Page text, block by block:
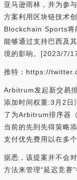
亚马逊雨林，并为参
方案利用区块链技术
Blockchain Sports将
能够通过支持巴西及
境的影响。[2023/7/
推特：https://
Arbitrum发起新交易
添加时间权重:3月2日
了为Arbitrum排序器
当前的先到先得策略
支付优先费用以在多
据悉，该提案并不会
方法来管理“延迟竞